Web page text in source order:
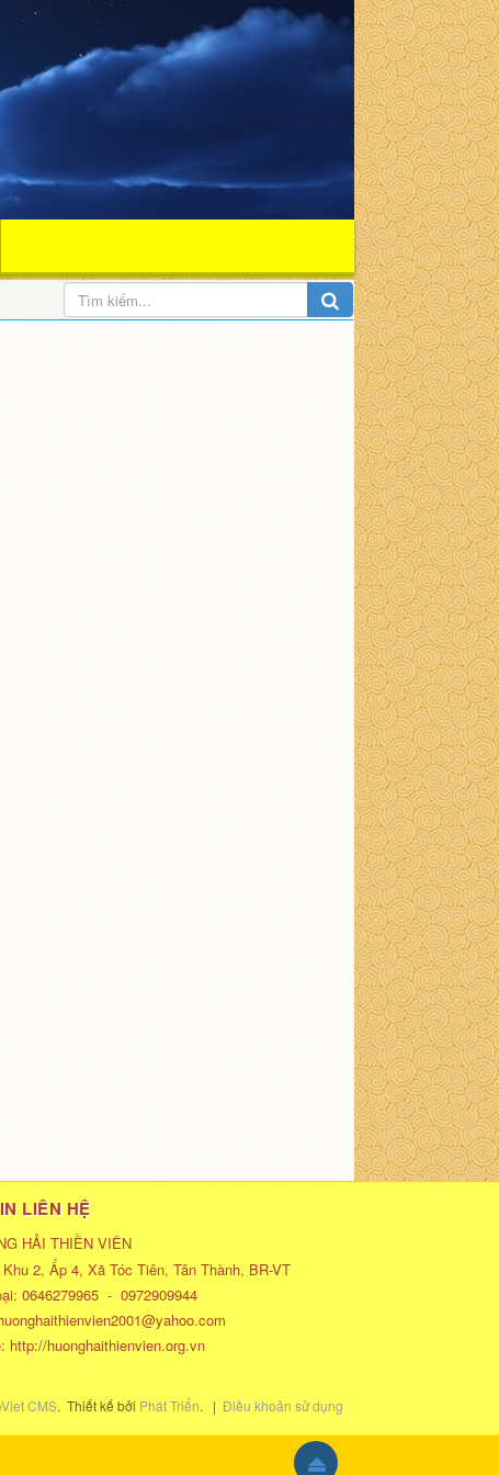
LIÊN HỆ
HẢI THIỀN VIÊN
Khu 2, Ấp 4, Xã Tóc Tiên, Tân Thành, BR-VT
0646279965 - 0972909944
http://huonghaithienvien.org.vn
CMS. Thiết kế bởi Phát Triển. | Điều khoản sử dụng